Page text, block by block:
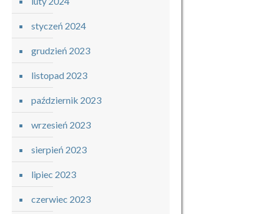
styczeń 2024
grudzień 2023
listopad 2023
październik 2023
wrzesień 2023
sierpień 2023
lipiec 2023
czerwiec 2023